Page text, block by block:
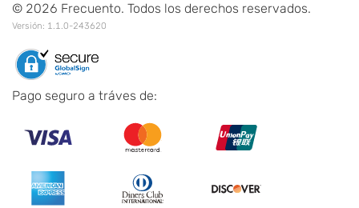
© 2026 Frecuento. Todos los derechos reservados.
Versión: 1.1.0-243620
Pago seguro a tráves de: